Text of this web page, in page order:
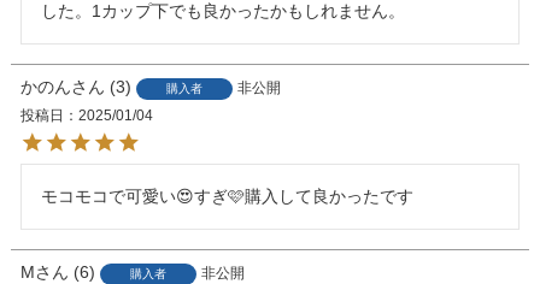
した。1カップ下でも良かったかもしれません。
かのん 3 購入者
非公開
投稿日
2025/01/04
モコモコで可愛い😍すぎ🩷購入して良かったです
M 6 購入者
非公開